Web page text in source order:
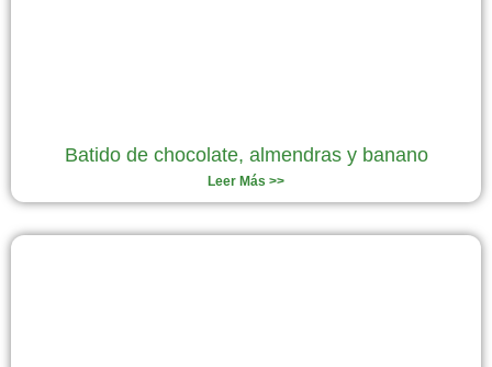
Batido de chocolate, almendras y banano
Leer Más >>